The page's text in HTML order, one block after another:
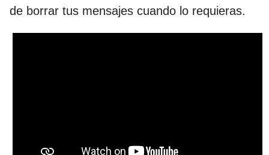
de borrar tus mensajes cuando lo requieras.